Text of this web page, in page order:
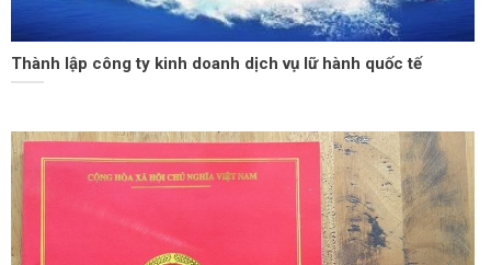
Thành lập công ty kinh doanh dịch vụ lữ hành quốc tế